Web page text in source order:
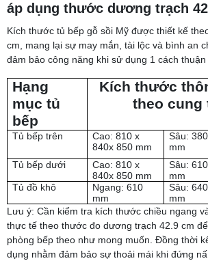
áp dụng thước dương trạch
Kích thước tủ bếp gỗ sồi Mỹ được thiết kế
cm, mang lại sự may mắn, tài lộc và bình an
đảm bảo công năng khi sử dụng 1 cách
Hạng
mục tủ
bếp
Kích thước
theo cung
Tủ bếp trên
Cao: 810 x
840x 850 mm
Sâu: 380
mm
Tủ bếp dưới
Cao: 810 x
840x 850 mm
Sâu: 610
mm
Tủ đồ khô
Ngang: 610
mm
Sâu: 640
mm
Lưu ý: Cần kiểm tra kích thước chiều ngang
thực tế theo thước đo dương trạch 42.9 cm
phòng bếp theo như mong muốn. Đồng thời
dụng nhằm đảm bảo sự thoải mái khi đứng